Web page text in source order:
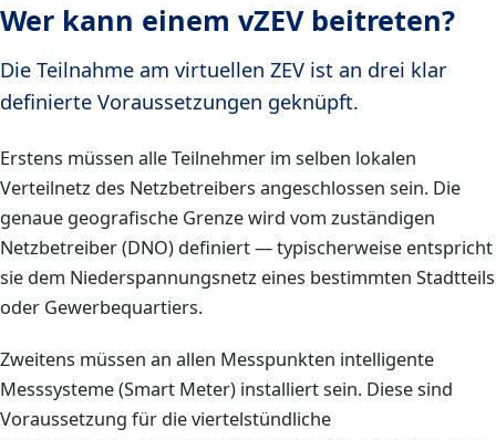
Wer kann einem vZEV beitreten?
Die Teilnahme am virtuellen ZEV ist an drei klar
definierte Voraussetzungen geknüpft.
Erstens müssen alle Teilnehmer im selben lokalen
Verteilnetz des Netzbetreibers angeschlossen sein. Die
genaue geografische Grenze wird vom zuständigen
Netzbetreiber (DNO) definiert — typischerweise entspricht
sie dem Niederspannungsnetz eines bestimmten Stadtteils
oder Gewerbequartiers.
Zweitens müssen an allen Messpunkten intelligente
Messsysteme (Smart Meter) installiert sein. Diese sind
Voraussetzung für die viertelstündliche